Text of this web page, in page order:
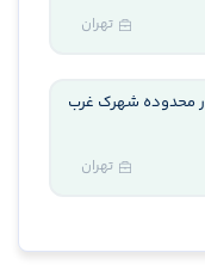
تهران
محدوده شهرک غرب
تهران